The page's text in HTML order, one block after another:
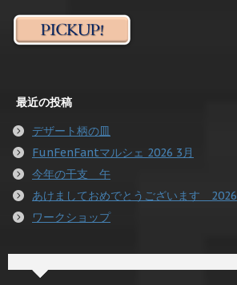
最近の投稿
デザート柄の皿
FunFenFantマルシェ 2026 3月
今年の干支 午
あけましておめでとうございます 2026
ワークショップ